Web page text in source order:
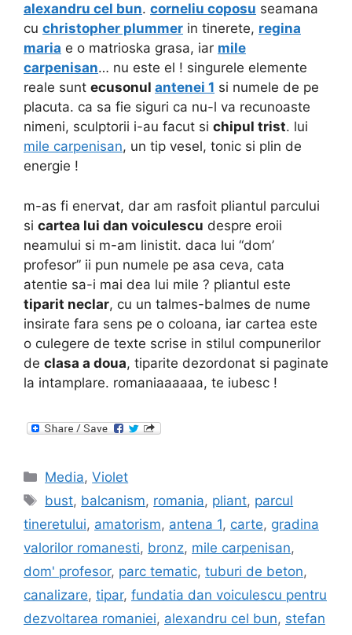
alexandru cel bun. corneliu coposu seamana
cu christopher plummer in tinerete, regina
maria e o matrioska grasa, iar mile
carpenisan… nu este el ! singurele elemente
reale sunt ecusonul antenei 1 si numele de pe
placuta. ca sa fie siguri ca nu-l va recunoaste
nimeni, sculptorii i-au facut si chipul trist. lui
mile carpenisan, un tip vesel, tonic si plin de
energie !
m-as fi enervat, dar am rasfoit pliantul parcului
si cartea lui dan voiculescu despre eroii
neamului si m-am linistit. daca lui “dom’
profesor” ii pun numele pe asa ceva, cata
atentie sa-i mai dea lui mile ? pliantul este
tiparit neclar, cu un talmes-balmes de nume
insirate fara sens pe o coloana, iar cartea este
o culegere de texte scrise in stilul compunerilor
de clasa a doua, tiparite dezordonat si paginate
la intamplare. romaniaaaaaa, te iubesc !
Categories
Media,Violet
Tags
bust, balcanism, romania, pliant, parcul
tineretului, amatorism, antena 1, carte, gradina
valorilor romanesti, bronz, mile carpenisan,
dom' profesor, parc tematic, tuburi de beton,
canalizare, tipar, fundatia dan voiculescu pentru
dezvoltarea romaniei, alexandru cel bun, stefan